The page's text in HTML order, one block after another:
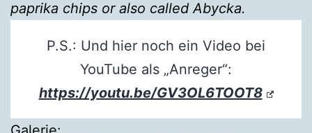
paprika chips or also called Abycka.
P.S.: Und hier noch ein Video bei
YouTube als „Anreger“:
https://youtu.be/GV3OL6TOOT8